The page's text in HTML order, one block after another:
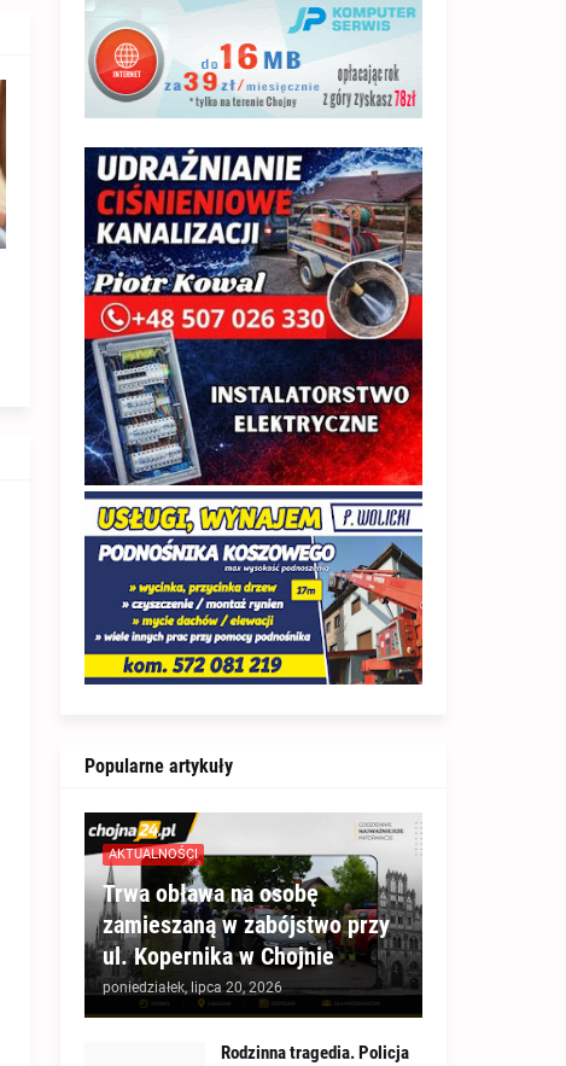
Popularne artykuły
AKTUALNOŚCI
Trwa obława na osobę
zamieszaną w zabójstwo przy
ul. Kopernika w Chojnie
poniedziałek, lipca 20, 2026
Rodzinna tragedia. Policja